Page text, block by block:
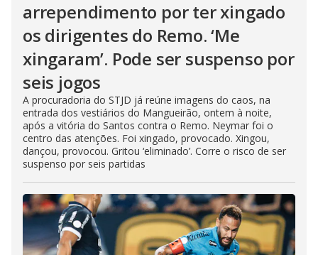
arrependimento por ter xingado
os dirigentes do Remo. ‘Me
xingaram’. Pode ser suspenso por
seis jogos
A procuradoria do STJD já reúne imagens do caos, na
entrada dos vestiários do Mangueirão, ontem à noite,
após a vitória do Santos contra o Remo. Neymar foi o
centro das atenções. Foi xingado, provocado. Xingou,
dançou, provocou. Gritou ‘eliminado’. Corre o risco de ser
suspenso por seis partidas